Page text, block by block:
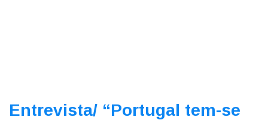
Entrevista/ “Portugal tem-se